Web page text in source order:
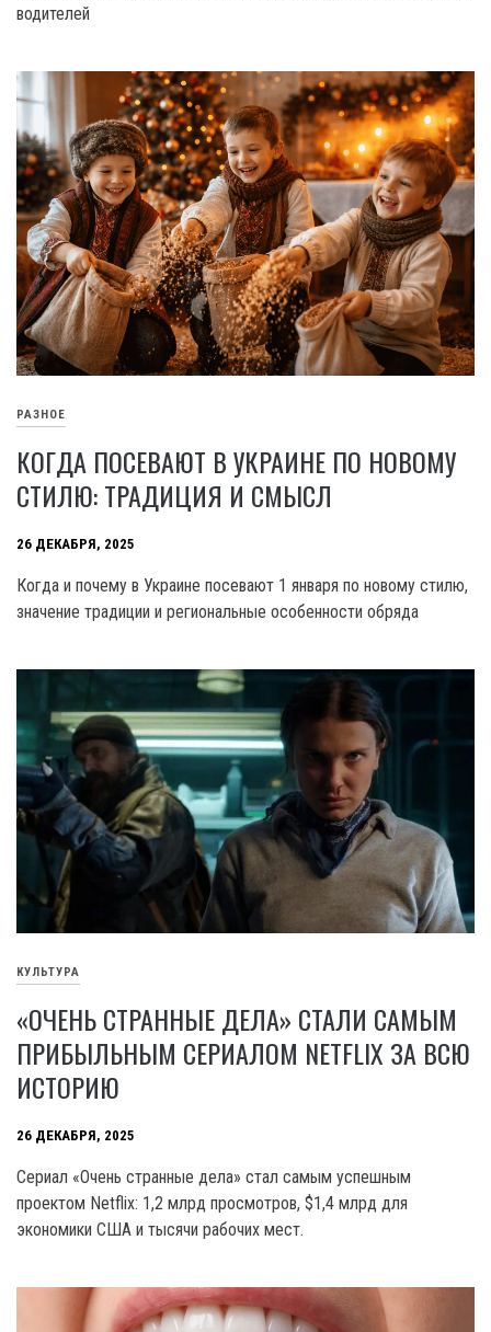
водителей
РАЗНОЕ
КОГДА ПОСЕВАЮТ В УКРАИНЕ ПО НОВОМУ
СТИЛЮ: ТРАДИЦИЯ И СМЫСЛ
26 ДЕКАБРЯ, 2025
Когда и почему в Украине посевают 1 января по новому стилю,
значение традиции и региональные особенности обряда
КУЛЬТУРА
«ОЧЕНЬ СТРАННЫЕ ДЕЛА» СТАЛИ САМЫМ
ПРИБЫЛЬНЫМ СЕРИАЛОМ NETFLIX ЗА ВСЮ
ИСТОРИЮ
26 ДЕКАБРЯ, 2025
Сериал «Очень странные дела» стал самым успешным
проектом Netflix: 1,2 млрд просмотров, $1,4 млрд для
экономики США и тысячи рабочих мест.